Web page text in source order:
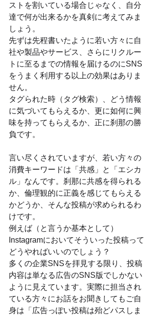
ストを割いている場合じゃなく、自分
達で何が出来るかを真剣に考えてみま
しょう。
先ずは先程書いたように若い方々に自
社や製品やサービス、さらにリクルー
トに至るまでの情報を届けるのにSNS
をうまく利用する以上の効果はありま
せん。
タグられた時（タグ検索）、どう情報
に気づいてもらえるか、更に如何に興
味を持ってもらえるか、正に刹那の勝
負です。
言い尽くされていますが、若い方々の
消費キーワードは「共感」と「エシカ
ル」なんです。刹那に共感を得られる
か、倫理観的に正義を感じてもらえる
かどうか、そんな投稿が求められるわ
けです。
例えば（と言うか基本として）
Instagramにおいてそういった投稿って
どうやればいいのでしょう？
多くの企業SNSを拝見する限り、投稿
内容は単なる広告のSNS版でしかない
ように見えています。実際に担当され
ている方々にお話をお聞きしてもご自
身は「広告っぽい投稿は殆どパスしま